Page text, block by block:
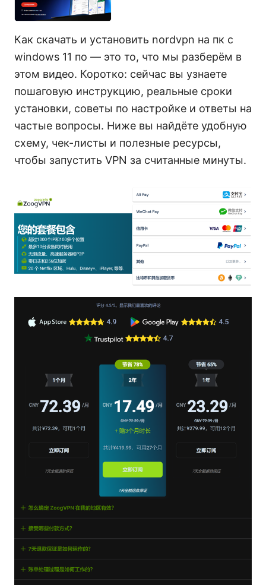
Как скачать и установить nordvpn на пк с
windows 11 по — это то, что мы разберём в
этом видео. Коротко: сейчас вы узнаете
пошаговую инструкцию, реальные сроки
установки, советы по настройке и ответы на
частые вопросы. Ниже вы найдёте удобную
схему, чек-листы и полезные ресурсы,
чтобы запустить VPN за считанные минуты.